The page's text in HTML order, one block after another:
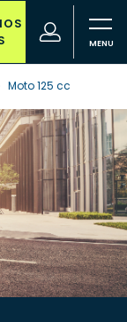
(nouvelle
fenêtre)
Moto 125 cc